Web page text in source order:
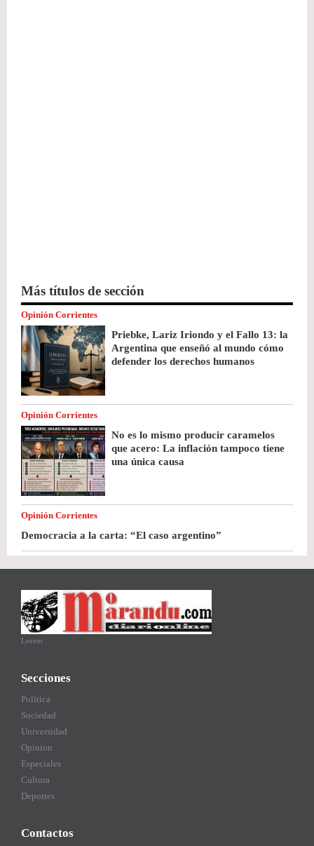
Más títulos de sección
Opinión Corrientes
Priebke, Lariz Iriondo y el Fallo 13: la
Argentina que enseñó al mundo cómo
defender los derechos humanos
Opinión Corrientes
No es lo mismo producir caramelos
que acero: La inflación tampoco tiene
una única causa
Opinión Corrientes
Democracia a la carta: “El caso argentino”
Lorem
Secciones
Politica
Sociedad
Universidad
Opinion
Especiales
Cultura
Deportes
Contactos